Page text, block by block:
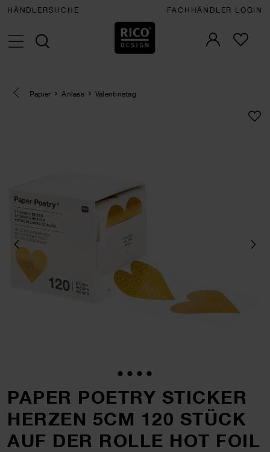
HÄNDLERSUCHE FACHHÄNDLER LOGIN
Eine Kategorie zurück navigieren
Papier Anlass Valentinstag
PAPER POETRY STICKER
HERZEN 5CM 120 STÜCK
AUF DER ROLLE HOT FOIL